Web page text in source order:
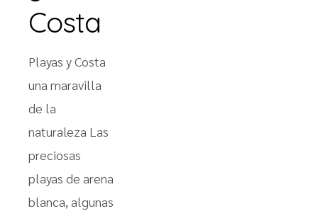
Costa
Playas y Costa
una maravilla
de la
naturaleza Las
preciosas
playas de arena
blanca, algunas